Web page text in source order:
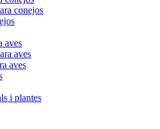
conejos
aves
aves
aves